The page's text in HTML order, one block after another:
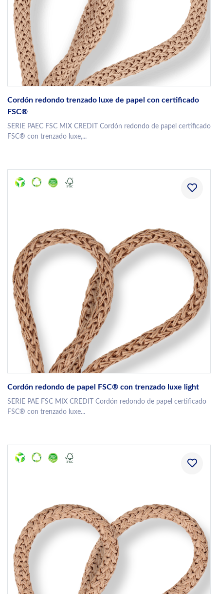
Cordón redondo trenzado luxe de papel con certificado
FSC®
SERIE PAEC FSC MIX CREDIT Cordón redondo de papel certificado
FSC® con trenzado luxe,...
Cordón redondo de papel FSC® con trenzado luxe light
SERIE PAE FSC MIX CREDIT Cordón redondo de papel certificado
FSC® con trenzado luxe...